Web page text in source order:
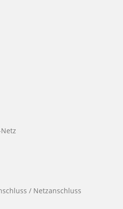
/ Netzanschluss